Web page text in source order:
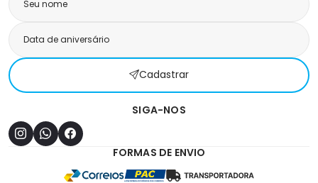
Cadastrar
SIGA-NOS
FORMAS DE ENVIO